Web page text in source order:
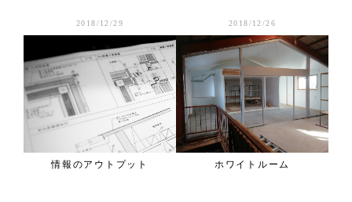
2018/12/29
情報のアウトプット
2018/12/26
ホワイトルーム